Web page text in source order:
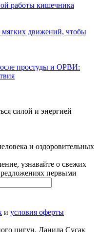
работы кишечника
мягких движений, чтобы
простуды и ОРВИ:
силой и энергией
и оздоровительных
узнавайте о свежих
первыми
и условия оферты